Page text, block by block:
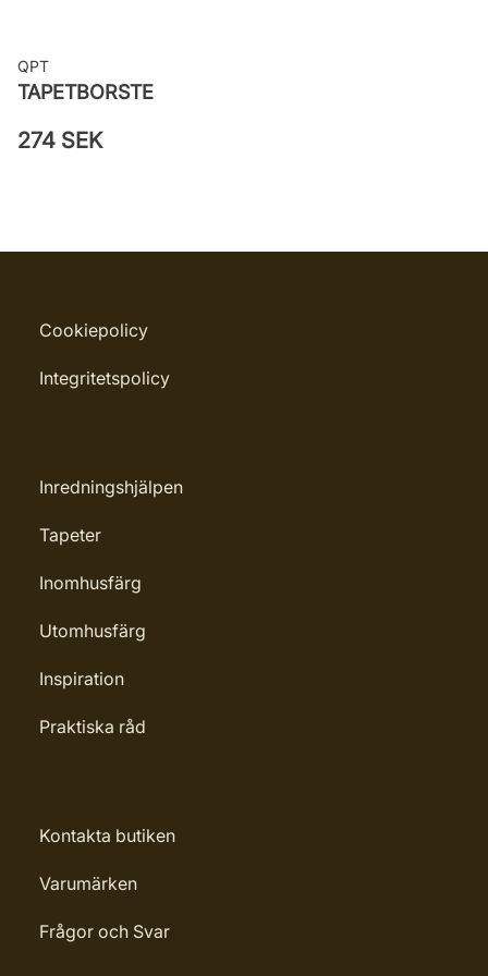
QPT
TAPETBORSTE
274 SEK
Cookiepolicy
Integritetspolicy
Inredningshjälpen
Tapeter
Inomhusfärg
Utomhusfärg
Inspiration
Praktiska råd
Kontakta butiken
Varumärken
Frågor och Svar